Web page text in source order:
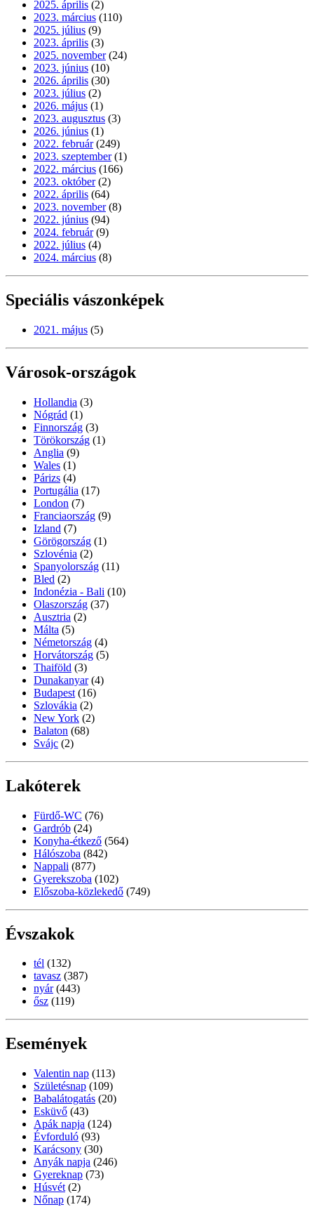
2025. április (2)
2023. március (110)
2025. július (9)
2023. április (3)
2025. november (24)
2023. június (10)
2026. április (30)
2023. július (2)
2026. május (1)
2023. augusztus (3)
2026. június (1)
2022. február (249)
2023. szeptember (1)
2022. március (166)
2023. október (2)
2022. április (64)
2023. november (8)
2022. június (94)
2024. február (9)
2022. július (4)
2024. március (8)
Speciális vászonképek
2021. május (5)
Városok-országok
Hollandia (3)
Nógrád (1)
Finnország (3)
Törökország (1)
Anglia (9)
Wales (1)
Párizs (4)
Portugália (17)
London (7)
Franciaország (9)
Izland (7)
Görögország (1)
Szlovénia (2)
Spanyolország (11)
Bled (2)
Indonézia - Bali (10)
Olaszország (37)
Ausztria (2)
Málta (5)
Németország (4)
Horvátország (5)
Thaiföld (3)
Dunakanyar (4)
Budapest (16)
Szlovákia (2)
New York (2)
Balaton (68)
Svájc (2)
Lakóterek
Fürdő-WC (76)
Gardrób (24)
Konyha-étkező (564)
Hálószoba (842)
Nappali (877)
Gyerekszoba (102)
Előszoba-közlekedő (749)
Évszakok
tél (132)
tavasz (387)
nyár (443)
ősz (119)
Események
Valentin nap (113)
Születésnap (109)
Babalátogatás (20)
Esküvő (43)
Apák napja (124)
Évforduló (93)
Karácsony (30)
Anyák napja (246)
Gyereknap (73)
Húsvét (2)
Nőnap (174)